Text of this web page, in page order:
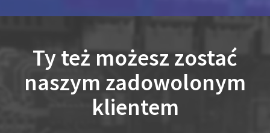
Ty też możesz zostać
naszym zadowolonym
klientem